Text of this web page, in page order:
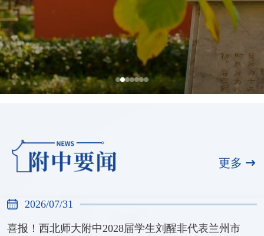
更多
全国展演一等奖，天河合唱团再创佳绩
2026/07/31
2026/07/31
喜报！西北师大附中2028届学生刘醒非代表兰州市